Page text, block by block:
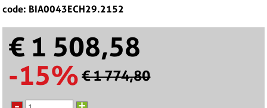
code: BIA0043ECH29.2152
€ 1 508,58
-15% € 1 774,80